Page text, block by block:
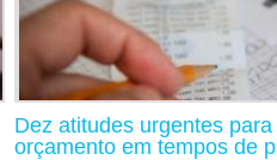
Dez atitudes urgentes
orçamento em tempos de